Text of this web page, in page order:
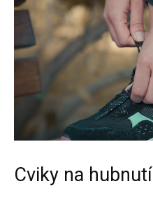
Cviky na hubnutí